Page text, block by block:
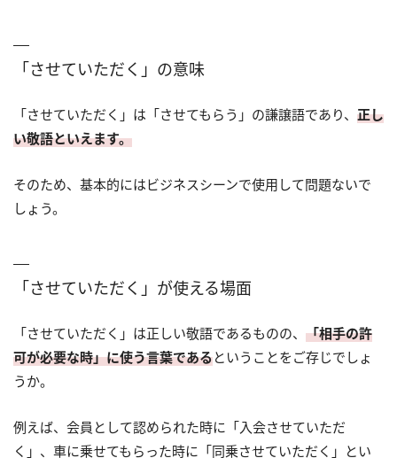
「させていただく」の意味
「させていただく」は「させてもらう」の謙譲語であり、 正し
い敬語といえます。
そのため、基本的にはビジネスシーンで使用して問題ないで
しょう。
「させていただく」が使える場面
「させていただく」は正しい敬語であるものの、 「相手の許
可が必要な時」に使う言葉であるということをご存じでしょ
うか。
例えば、会員として認められた時に「入会させていただ
く」、車に乗せてもらった時に「同乗させていただく」とい